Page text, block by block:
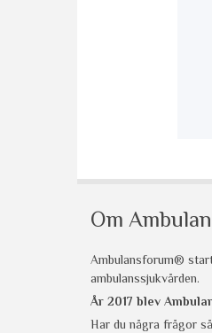
Om
Ambulansforum®
ambulanssjukvården.
År 2017 blev
Har du några frågor